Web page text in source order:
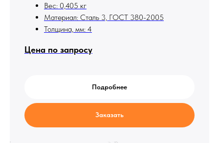
Вес: 0,405 кг
Материал: Сталь 3, ГОСТ 380-2005
Толщина, мм: 4
Цена по запросу
Подробнее
Заказать